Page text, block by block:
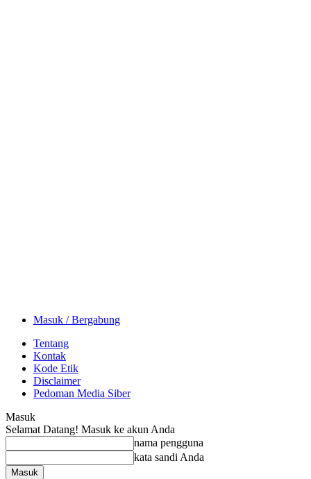
Masuk / Bergabung
Tentang
Kontak
Kode Etik
Disclaimer
Pedoman Media Siber
Masuk
Selamat Datang! Masuk ke akun Anda
nama pengguna
kata sandi Anda